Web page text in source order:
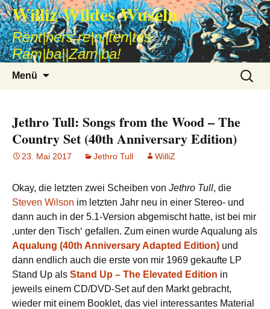
Williz Wildes Wuseln
Rent|ners re|ni|ten|tes
Ram|ba||Zam|ba!
Menü
Suche
nach:
Jethro Tull: Songs from the Wood – The
Country Set (40th Anniversary Edition)
23. Mai 2017 Jethro Tull WilliZ
Okay, die letzten zwei Scheiben von Jethro Tull, die
Steven Wilson im letzten Jahr neu in einer Stereo- und
dann auch in der 5.1-Version abgemischt hatte, ist bei mir
‚unter den Tisch‘ gefallen. Zum einen wurde Aqualung als
Aqualung (40th Anniversary Adapted Edition) und
dann endlich auch die erste von mir 1969 gekaufte LP
Stand Up als Stand Up – The Elevated Edition in
jeweils einem CD/DVD-Set auf den Markt gebracht,
wieder mit einem Booklet, das viel interessantes Material